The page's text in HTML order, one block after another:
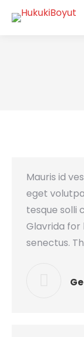
Mauris id
eget
tesque solli
Glavrida
senectus.